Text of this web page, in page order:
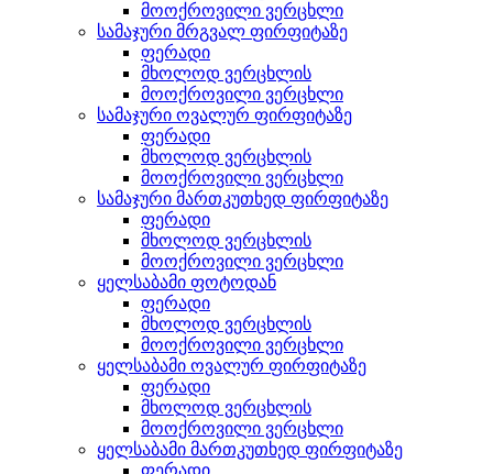
მოოქროვილი ვერცხლი
სამაჯური მრგვალ ფირფიტაზე
ფერადი
მხოლოდ ვერცხლის
მოოქროვილი ვერცხლი
სამაჯური ოვალურ ფირფიტაზე
ფერადი
მხოლოდ ვერცხლის
მოოქროვილი ვერცხლი
სამაჯური მართკუთხედ ფირფიტაზე
ფერადი
მხოლოდ ვერცხლის
მოოქროვილი ვერცხლი
ყელსაბამი ფოტოდან
ფერადი
მხოლოდ ვერცხლის
მოოქროვილი ვერცხლი
ყელსაბამი ოვალურ ფირფიტაზე
ფერადი
მხოლოდ ვერცხლის
მოოქროვილი ვერცხლი
ყელსაბამი მართკუთხედ ფირფიტაზე
ფერადი